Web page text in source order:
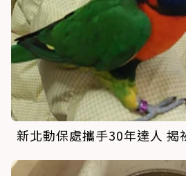
新北動保處攜手30年達人 揭